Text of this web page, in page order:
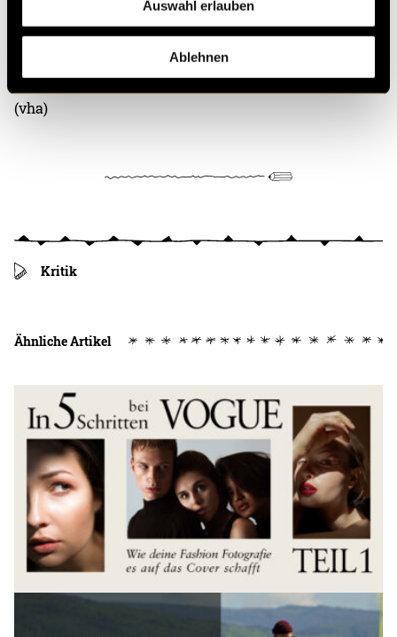
Auswahl erlauben
Ablehnen
und Kreativität gewachsen. Vor allem aber war es eine
mich beruflich wie persönlich bereichert hat.
(vha)
Kritik
Ähnliche Artikel